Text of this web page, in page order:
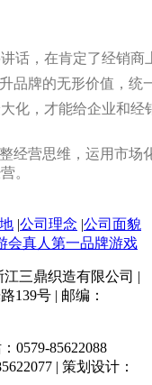
话，在肯定了经销
品牌的无形价值，统
化，才能给企业和经
经营思维，运用市
。
|公司理念 |公司面貌
会真人第一品牌游戏
江三鼎织造有限公司 |
139号 | 邮编：
0579-85622088
| 策划设计：